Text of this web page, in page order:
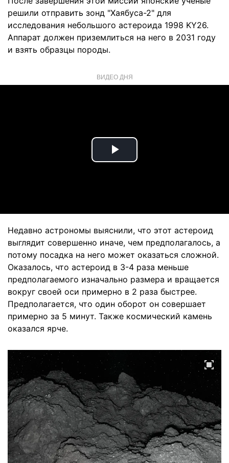
решили отправить зонд "Хаябуса-2" для
исследования небольшого астероида 1998 KY26.
Аппарат должен приземлиться на него в 2031 году
и взять образцы породы.
ВИДЕО ДНЯ
Play
Недавно астрономы выяснили, что этот астероид
выглядит совершенно иначе, чем предполагалось, а
потому посадка на него может оказаться сложной.
Оказалось, что астероид в 3-4 раза меньше
предполагаемого изначально размера и вращается
вокруг своей оси примерно в 2 раза быстрее.
Предполагается, что один оборот он совершает
примерно за 5 минут. Также космический камень
оказался ярче.